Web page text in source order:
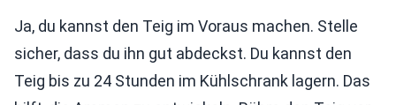
Ja, du kannst den Teig im Voraus machen. Stelle
sicher, dass du ihn gut abdeckst. Du kannst den
Teig bis zu 24 Stunden im Kühlschrank lagern. Das